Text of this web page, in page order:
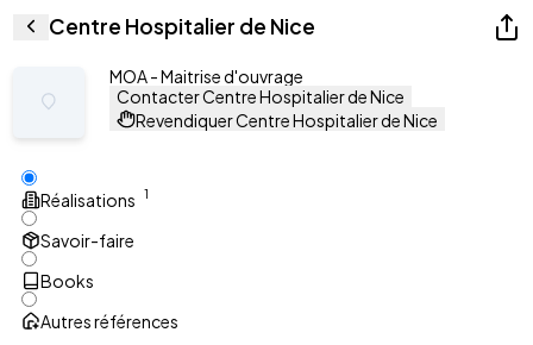
Centre Hospitalier de Nice
MOA - Maitrise d'ouvrage
Contacter Centre Hospitalier de Nice
Revendiquer Centre Hospitalier de Nice
Réalisations 1
Savoir-faire
Books
Autres références